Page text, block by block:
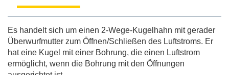
Es handelt sich um einen 2-Wege-Kugelhahn mit gerader
Überwurfmutter zum Öffnen/Schließen des Luftstroms. Er
hat eine Kugel mit einer Bohrung, die einen Luftstrom
ermöglicht, wenn die Bohrung mit den Öffnungen